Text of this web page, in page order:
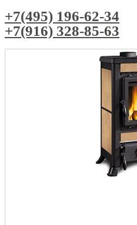
+7(495) 196-62-34
+7(916) 328-85-63